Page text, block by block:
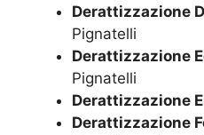
Derattizzazione
Pignatelli
Derattizzazione
Pignatelli
Derattizzazione
Derattizzazione